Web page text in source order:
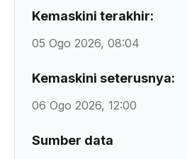
Kemaskini terakhir:
05 Ogo 2026, 08:04
Kemaskini seterusnya:
06 Ogo 2026, 12:00
Sumber data